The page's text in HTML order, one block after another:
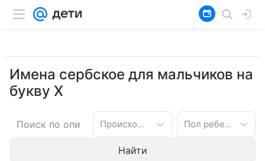
Имена сербское для мальчиков на
букву Х
Происхождение имени Пол ребенка
Найти